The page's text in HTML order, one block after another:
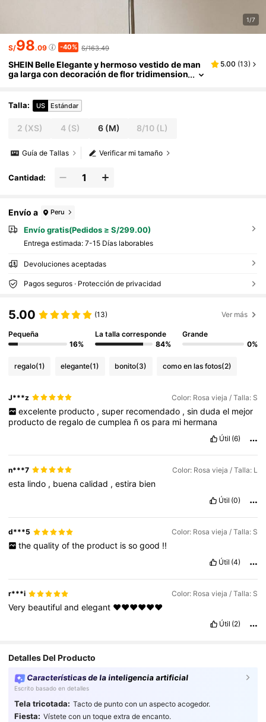
1/7
S/98.09 -40% S/163.49
SHEIN Belle Elegante y hermoso vestido de man
ga larga con decoración de flor tridimension
on brillantes rosas en estilo loto, adecuado para
fiesta de gala, fiesta de compromiso, cóctel, gra
5.00 (13)
Talla: US Estándar
2 (XS) 4(S) 6(M) 8/10 (L)
Verificar mi tamaño
Guía de Tallas
Cantidad:
Envío a Peru
Envío gratis(Pedidos ≥ S/299.00)
Entrega estimada: 7-15 Días laborables
Devoluciones aceptadas
Pagos seguros · Protección de privacidad
5.00 (13) Ver más
Pequeña
16%
La talla corresponde
84%
Grande
0%
regalo(1) elegante(1) bonito(3) como en las fotos(2)
J***z Color: Rosa vieja / Talla: S
excelente producto , super recomendado , sin duda el mejor
productode regalodecumplea ños para mi hermana
Útil (6)
n***7 Color: Rosa vieja / Talla: L
esta lindo , buenacalidad ,estira bien
Útil (0)
d***5 Color: Rosa vieja / Talla: S
the quality of the product is so good !!
Útil (4)
r***i Color: Rosa vieja / Talla: S
Very beautifulandelegant ❤️❤️❤️❤️❤️❤️
Útil (2)
Detalles Del Producto
Características de la inteligencia artificial
Escrito basado en detalles
Tela tricotada: Tacto de punto con un aspecto acogedor.
Fiesta: Vístete con un toque extra de encanto.